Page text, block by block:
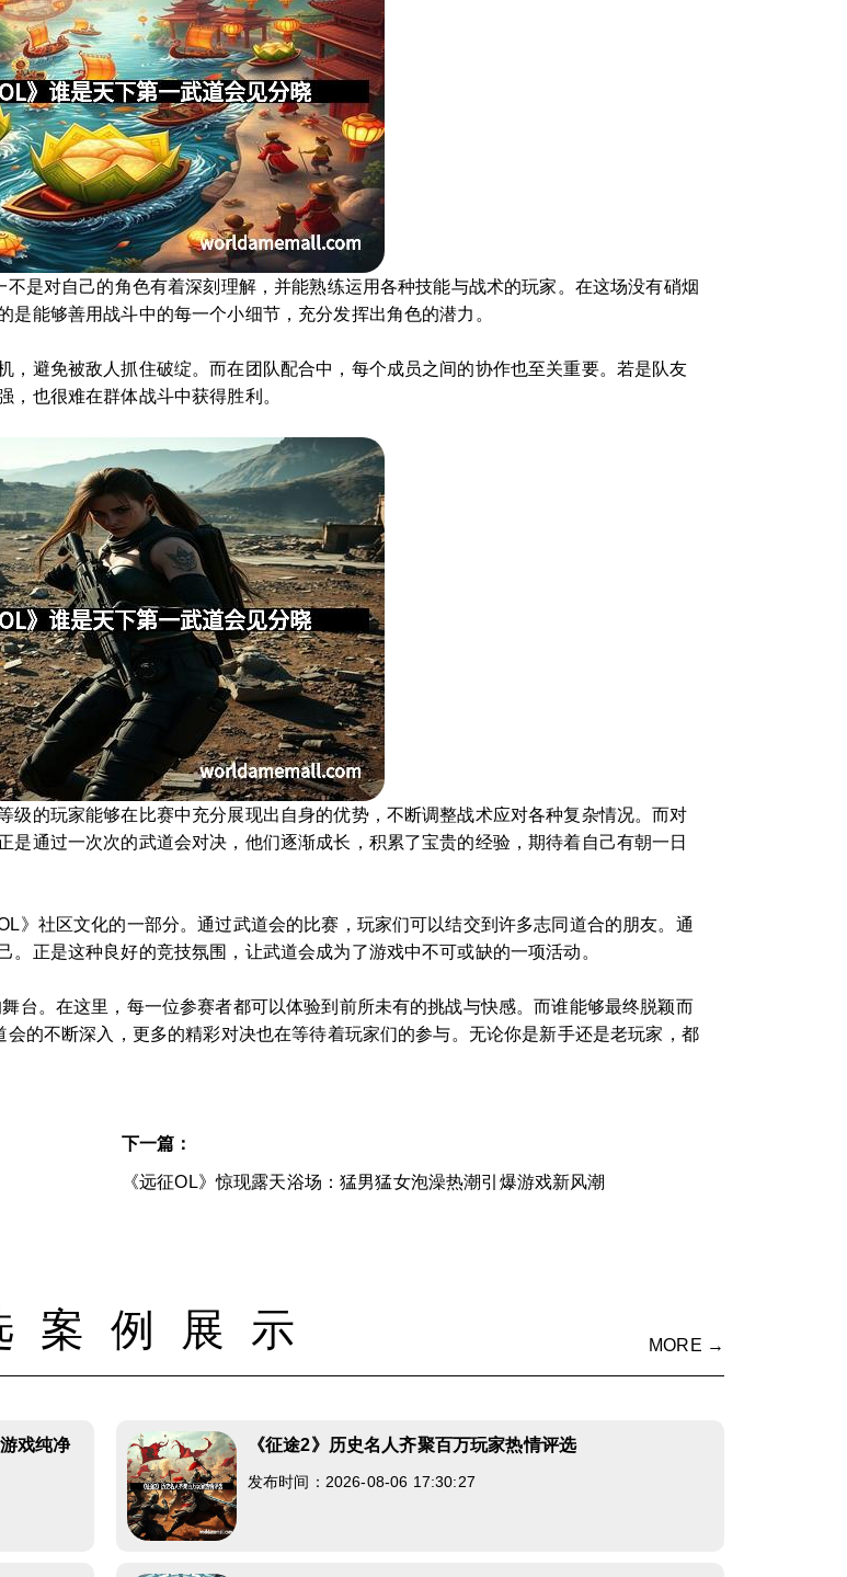
是对自己的角色有着深刻理解，并能熟练运用各种技能与战术的玩家。在这场没有硝烟
能够善用战斗中的每一个小细节，充分发挥出角色的潜力。
避免被敌人抓住破绽。而在团队配合中，每个成员之间的协作也至关重要。若是队友
也很难在群体战斗中获得胜利。
级的玩家能够在比赛中充分展现出自身的优势，不断调整战术应对各种复杂情况。而对
通过一次次的武道会对决，他们逐渐成长，积累了宝贵的经验，期待着自己有朝一日
》社区文化的一部分。通过武道会的比赛，玩家们可以结交到许多志同道合的朋友。通
正是这种良好的竞技氛围，让武道会成为了游戏中不可或缺的一项活动。
台。在这里，每一位参赛者都可以体验到前所未有的挑战与快感。而谁能够最终脱颖而
的不断深入，更多的精彩对决也在等待着玩家们的参与。无论你是新手还是老玩家，都
下一篇：
《远征OL》惊现露天浴场：猛男猛女泡澡热潮引爆游戏新风潮
案例展示 MORE →
戏纯净
《征途2》历史名人齐聚百万玩家热情评选
发布时间：2026-08-06 17:30:27